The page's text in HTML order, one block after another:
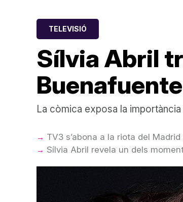
Sílvia Abril
TELEVISIÓ
La còmica exposa la
TV3 s’abona a la riota del
Sílvia Abril revela un dels